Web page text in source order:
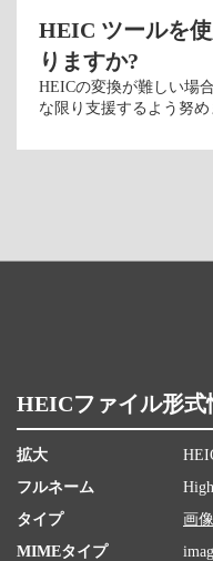
HEIC ツールを
りますか?
HEICの変換が難しい場合
な限り支援するよう努め
HEICファイル形式
拡大
フルネーム
タイプ
画像
MIMEタイプ